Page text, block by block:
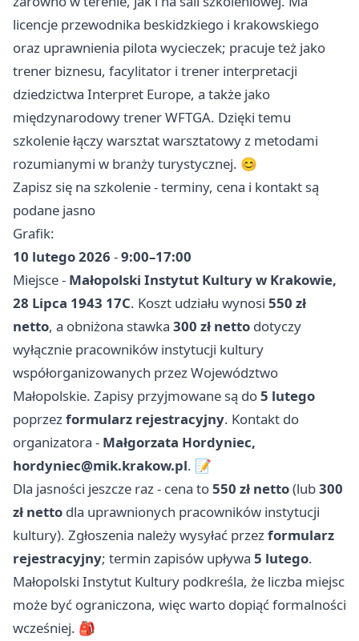
licencje przewodnika beskidzkiego i krakowskiego
oraz uprawnienia pilota wycieczek; pracuje też jako
trener biznesu, facylitator i trener interpretacji
dziedzictwa Interpret Europe, a także jako
międzynarodowy trener WFTGA. Dzięki temu
szkolenie łączy warsztat warsztatowy z metodami
rozumianymi w branży turystycznej. 😊
Zapisz się na szkolenie - terminy, cena i kontakt są
podane jasno
Grafik:
10 lutego 2026 -9:00–17:00
Miejsce - Małopolski Instytut Kultury w Krakowie,
28 Lipca 1943 17C. Koszt udziału wynosi 550 zł
netto, a obniżona stawka 300 zł netto dotyczy
wyłącznie pracowników instytucji kultury
współorganizowanych przez Województwo
Małopolskie. Zapisy przyjmowane są do5 lutego
poprzezformularz rejestracyjny. Kontakt do
organizatora - Małgorzata Hordyniec,
hordyniec@mik.krakow.pl. 📝
Dla jasności jeszcze raz - cena to550 zł netto(lub300
zł netto dla uprawnionych pracowników instytucji
kultury). Zgłoszenia należy wysyłać przezformularz
rejestracyjny; termin zapisów upływa 5 lutego.
Małopolski Instytut Kultury podkreśla, że liczba miejsc
może być ograniczona, więc warto dopiąć formalności
wcześniej. 🎒